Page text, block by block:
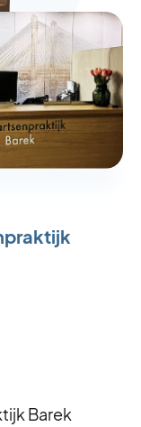
Barek
8:00 - 17:00